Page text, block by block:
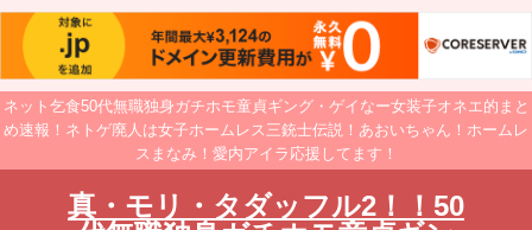
ネット乞食50代無職独身ガチホモ童貞ギング・ゲイなー女装子オネエ的まと
め速報！ネトゲ廃人は女子ホームレス三銃士伝説！あおいちゃん！ホームレ
スまなみ！愛内アイラ応援してます！
真・モリ・タダッフル2！！50